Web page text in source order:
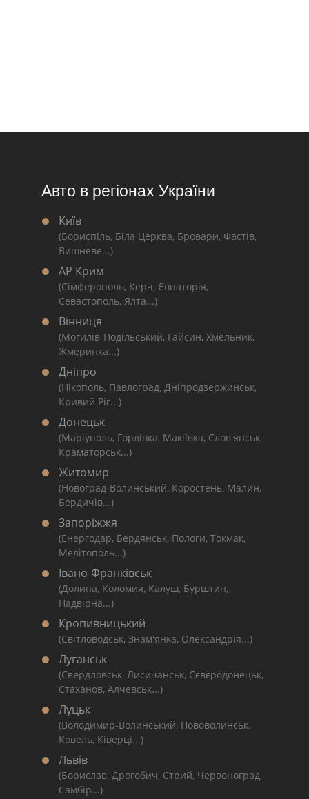
Авто в регіонах України
Київ
(Бориспіль, Біла Церква, Бровари, Фастів,
Вишневе...)
АР Крим
(Сімферополь, Керч, Євпаторія,
Севастополь, Ялта...)
Вінниця
(Могилів-Подільський, Гайсин, Хмельник,
Жмеринка...)
Дніпро
(Нікополь, Павлоград, Дніпродзержинськ,
Кривий Ріг...)
Донецьк
(Маріуполь, Горлівка, Макіївка, Слов'янськ,
Краматорськ...)
Житомир
(Новоград-Волинський, Коростень, Малин,
Бердичів...)
Запоріжжя
(Енергодар, Бердянськ, Пологи, Токмак,
Мелітополь...)
Івано-Франківськ
(Долина, Коломия, Калуш, Бурштин,
Надвірна...)
Кропивницький
(Світловодськ, Знам'янка, Олександрія...)
Луганськ
(Свердловськ, Лисичанськ, Сєвєродонецьк,
Стаханов, Алчевськ...)
Луцьк
(Володимир-Волинський, Нововолинськ,
Ковель, Ківерці...)
Львів
(Борислав, Дрогобич, Стрий, Червоноград,
Самбір...)